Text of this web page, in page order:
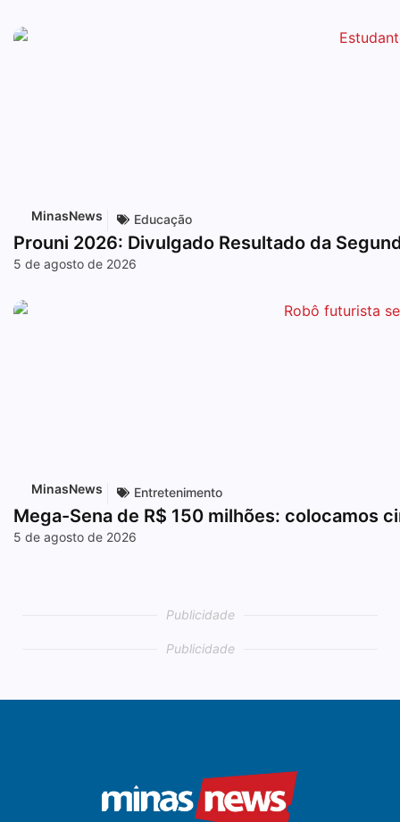
MinasNews Educação
Prouni 2026: Divulgado Resultado da
5 de agosto de 2026
MinasNews Entretenimento
Mega-Sena de R$ 150 milhões: colocamos
5 de agosto de 2026
Publicidade
Publicidade
Publicidade
Publicidade
Publicidade
Publicidade
Publicidade
Publicidade